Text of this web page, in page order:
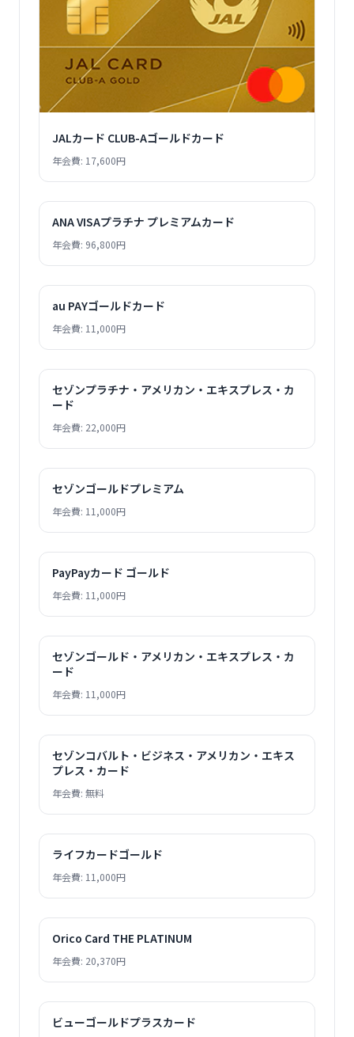
JALカード CLUB-Aゴールドカード
年会費: 17,600円
ANA VISAプラチナ プレミアムカード
年会費: 96,800円
au PAYゴールドカード
年会費: 11,000円
セゾンプラチナ・アメリカン・エキスプレス・カ
ード
年会費: 22,000円
セゾンゴールドプレミアム
年会費: 11,000円
PayPayカード ゴールド
年会費: 11,000円
セゾンゴールド・アメリカン・エキスプレス・カ
ード
年会費: 11,000円
セゾンコバルト・ビジネス・アメリカン・エキス
プレス・カード
年会費: 無料
ライフカードゴールド
年会費: 11,000円
Orico Card THE PLATINUM
年会費: 20,370円
ビューゴールドプラスカード